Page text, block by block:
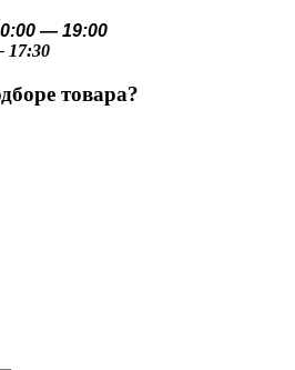
— 19:00
17:30
товара?